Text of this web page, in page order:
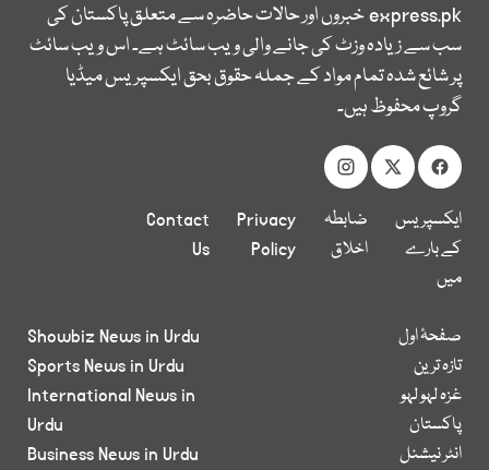
express.pkخبروں اور حالات حاضرہ سے متعلق پاکستان کی
سب سے زیادہ وزٹ کی جانے والی ویب سائٹ ہے۔ اس ویب سائٹ
پر شائع شدہ تمام مواد کے جملہ حقوق بحق ایکسپریس میڈیا
گروپ محفوظ ہیں۔
ایکسپریس
کے بارے
میں
ضابطہ
اخلاق
Privacy
Policy
Contact
Us
صفحۂ اول
تازہ ترین
غزہ لہو لہو
پاکستان
انٹر نیشنل
Showbiz News in Urdu
Sports News in Urdu
International News in
Urdu
Business News in Urdu